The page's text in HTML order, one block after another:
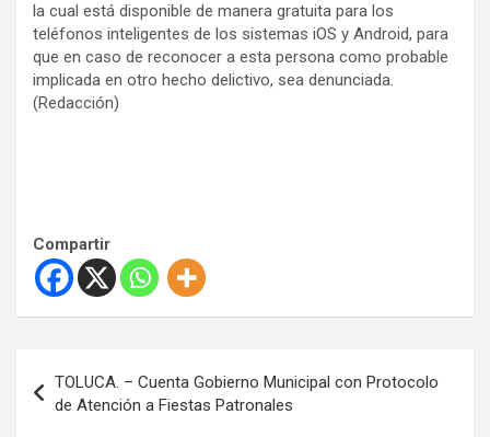
la cual está disponible de manera gratuita para los
teléfonos inteligentes de los sistemas iOS y Android, para
que en caso de reconocer a esta persona como probable
implicada en otro hecho delictivo, sea denunciada.
(Redacción)
Compartir
TOLUCA. – Cuenta Gobierno Municipal con Protocolo
de Atención a Fiestas Patronales